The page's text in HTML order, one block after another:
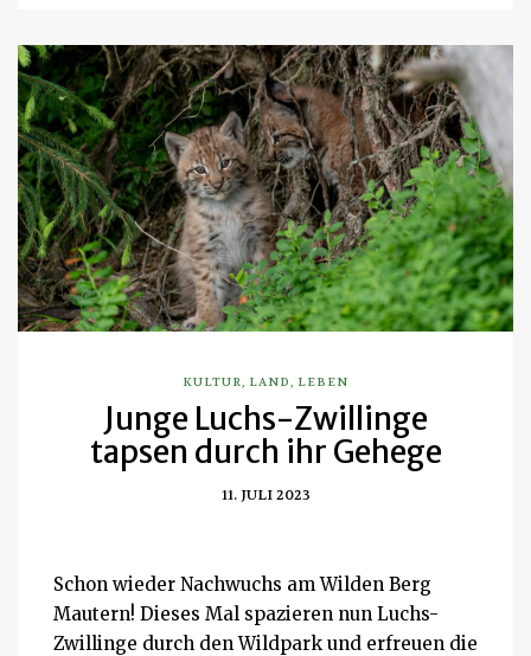
KULTUR, LAND, LEBEN
Junge Luchs-Zwillinge
tapsen durch ihr Gehege
11. JULI 2023
Schon wieder Nachwuchs am Wilden Berg
Mautern! Dieses Mal spazieren nun Luchs-
Zwillinge durch den Wildpark und erfreuen die